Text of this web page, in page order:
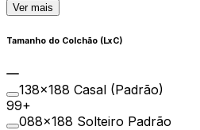
Ver mais
Tamanho do Colchão (LxC)
138×188 Casal (Padrão)
99+
088×188 Solteiro Padrão